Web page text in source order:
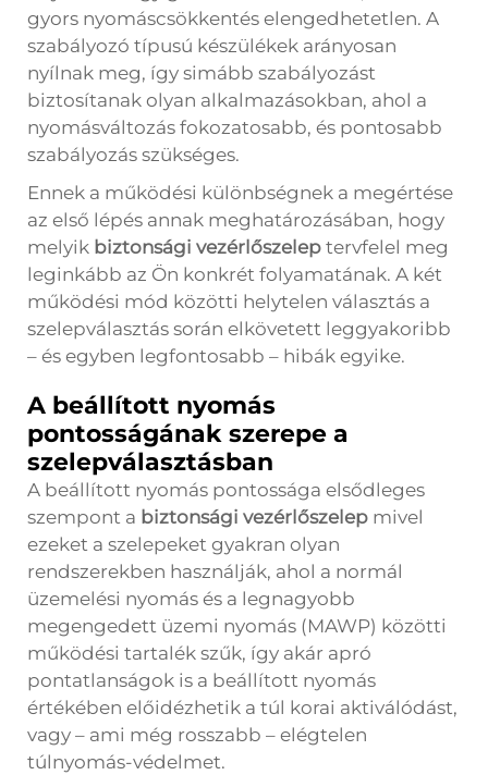
gyors nyomáscsökkentés elengedhetetlen. A
szabályozó típusú készülékek arányosan
nyílnak meg, így simább szabályozást
biztosítanak olyan alkalmazásokban, ahol a
nyomásváltozás fokozatosabb, és pontosabb
szabályozás szükséges.
Ennek a működési különbségnek a megértése
az első lépés annak meghatározásában, hogy
melyik biztonsági vezérlőszelep tervfelel meg
leginkább az Ön konkrét folyamatának. A két
működési mód közötti helytelen választás a
szelepválasztás során elkövetett leggyakoribb
– és egyben legfontosabb – hibák egyike.
A beállított nyomás
pontosságának szerepe a
szelepválasztásban
A beállított nyomás pontossága elsődleges
szempont a biztonsági vezérlőszelep mivel
ezeket a szelepeket gyakran olyan
rendszerekben használják, ahol a normál
üzemelési nyomás és a legnagyobb
megengedett üzemi nyomás (MAWP) közötti
működési tartalék szűk, így akár apró
pontatlanságok is a beállított nyomás
értékében előidézhetik a túl korai aktiválódást,
vagy – ami még rosszabb – elégtelen
túlnyomás-védelmet.